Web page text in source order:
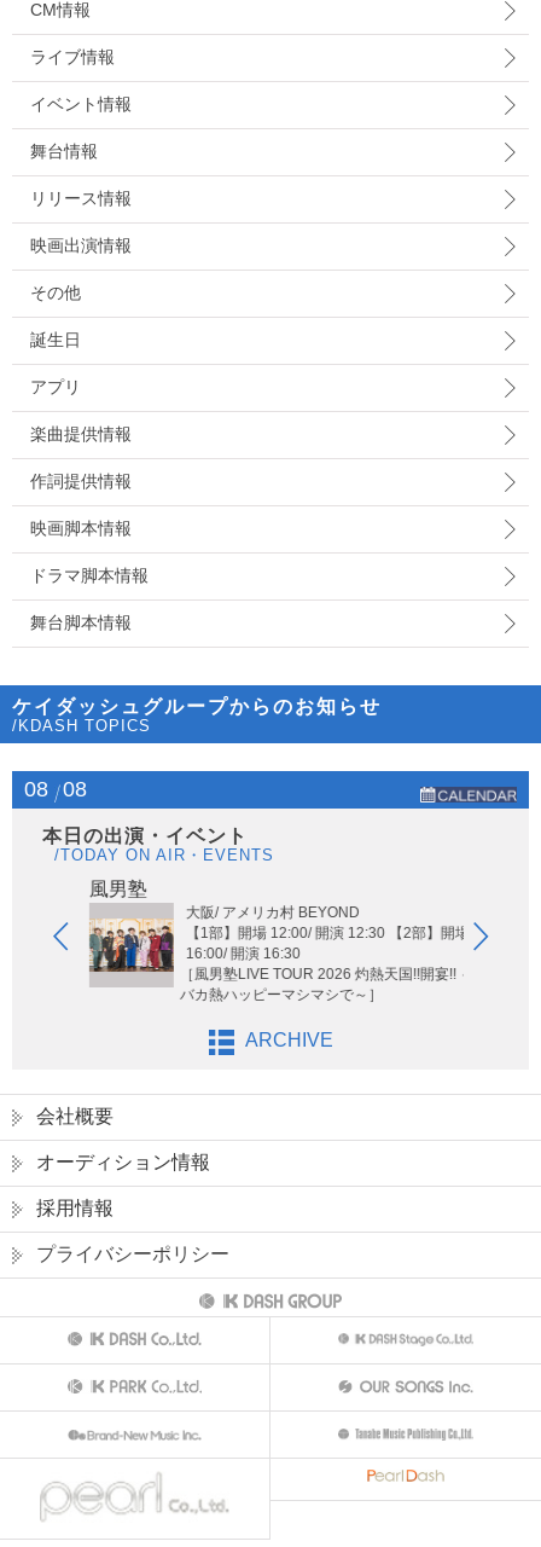
CM情報
ライブ情報
イベント情報
舞台情報
リリース情報
映画出演情報
その他
誕生日
アプリ
楽曲提供情報
作詞提供情報
映画脚本情報
ドラマ脚本情報
舞台脚本情報
ケイダッシュグループからのお知らせ
/KDASH TOPICS
08 08
本日の出演・イベント
/TODAY ON AIR・EVENTS
風男塾
大阪/ アメリカ村 BEYOND
【1部】開場 12:00/ 開演 12:30 【2部】開場
16:00/ 開演 16:30
［風男塾LIVE TOUR 2026 灼熱天国!!開宴!! ～
バカ熱ハッピーマシマシで～］
ARCHIVE
会社概要
オーディション情報
採用情報
プライバシーポリシー